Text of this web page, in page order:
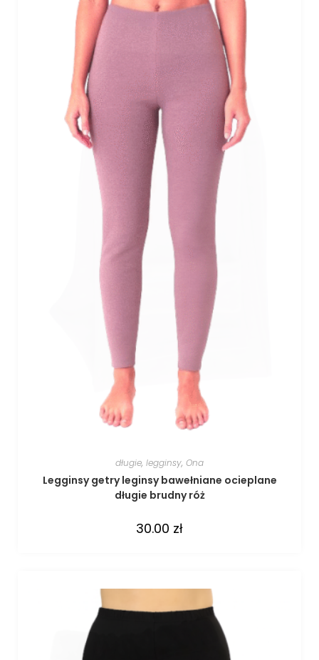
długie, legginsy, Ona
Legginsy getry leginsy bawełniane ocieplane
długie brudny róż
30.00 zł